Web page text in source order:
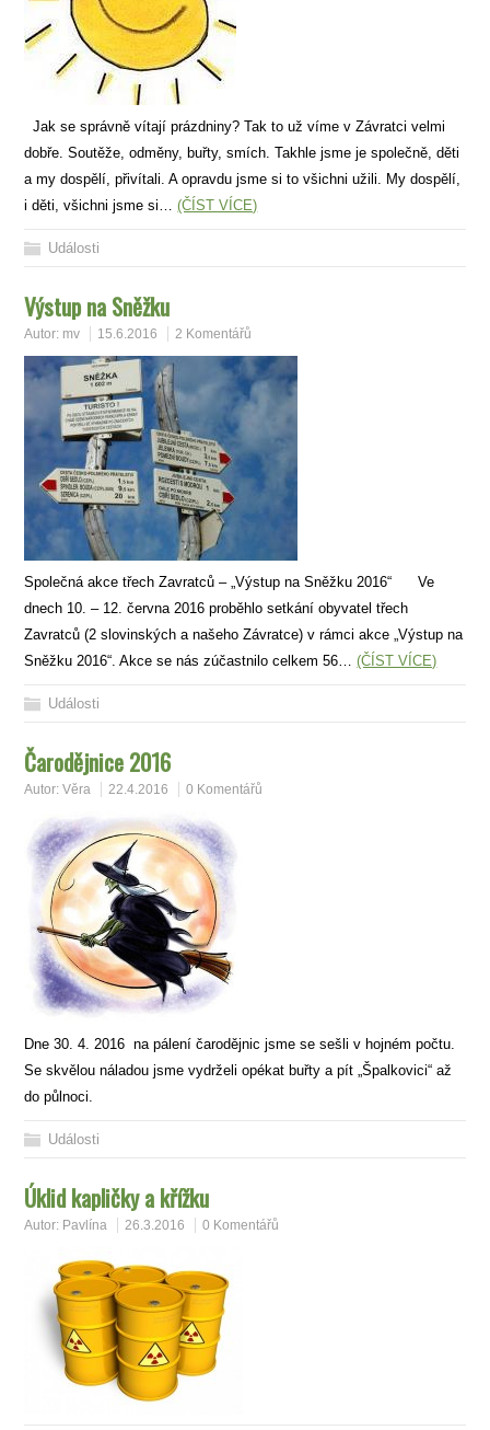
Jak se správně vítají prázdniny? Tak to už víme v Závratci velmi
dobře. Soutěže, odměny, buřty, smích. Takhle jsme je společně, děti
a my dospělí, přivítali. A opravdu jsme si to všichni užili. My dospělí,
i děti, všichni jsme si…(ČÍST VÍCE)
Události
Výstup na Sněžku
Autor: mv 15.6.2016 2 Komentářů
Společná akce třech Zavratců – „Výstup na Sněžku 2016“ Ve
dnech 10. – 12. června 2016 proběhlo setkání obyvatel třech
Zavratců (2 slovinských a našeho Závratce) v rámci akce „Výstup na
Sněžku 2016“. Akce se nás zúčastnilo celkem 56…(ČÍST VÍCE)
Události
Čarodějnice 2016
Autor:Věra 22.4.2016 0 Komentářů
Dne 30. 4. 2016 na pálení čarodějnic jsme se sešli v hojném počtu.
Se skvělou náladou jsme vydrželi opékat buřty a pít „Špalkovici“ až
do půlnoci.
Události
Úklid kapličky a křížku
Autor: Pavlína 26.3.2016 0 Komentářů